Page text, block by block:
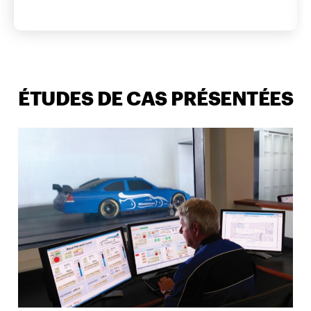
ÉTUDES DE CAS PRÉSENTÉES